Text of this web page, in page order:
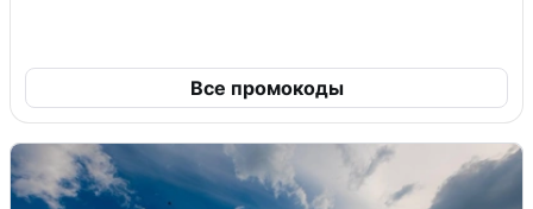
Все промокоды